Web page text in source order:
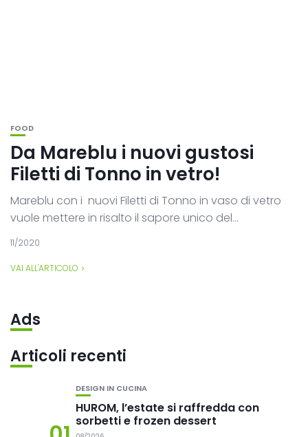
FOOD
Da Mareblu i nuovi gustosi
Filetti di Tonno in vetro!
Mareblu con i nuovi Filetti di Tonno in vaso di vetro
vuole mettere in risalto il sapore unico del...
11/2020
VAI ALL'ARTICOLO
Ads
Articoli recenti
DESIGN IN CUCINA
HUROM, l’estate si raffredda con
sorbetti e frozen dessert